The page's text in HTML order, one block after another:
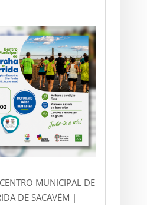
MUNICIPAL DE
DE SACAVÉM |